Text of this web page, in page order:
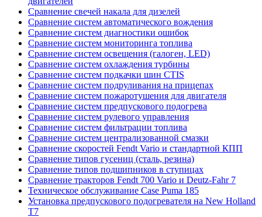
Сравнение свечей накала для дизелей
Сравнение систем автоматического вождения
Сравнение систем диагностики ошибок
Сравнение систем мониторинга топлива
Сравнение систем освещения (галоген, LED)
Сравнение систем охлаждения турбины
Сравнение систем подкачки шин CTIS
Сравнение систем подруливания на прицепах
Сравнение систем пожаротушения для двигателя
Сравнение систем предпускового подогрева
Сравнение систем рулевого управления
Сравнение систем фильтрации топлива
Сравнение систем централизованной смазки
Сравнение скоростей Fendt Vario и стандартной КПП
Сравнение типов гусениц (сталь, резина)
Сравнение типов подшипников в ступицах
Сравнение тракторов Fendt 700 Vario и Deutz-Fahr 7
Техническое обслуживание Case Puma 185
Установка предпускового подогревателя на New Holland
T7